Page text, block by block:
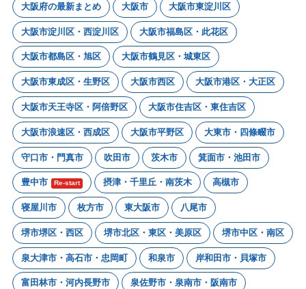
大阪府の最新まとめ 大阪市 大阪市東淀川区
大阪市淀川区・西淀川区 大阪市福島区・此花区
大阪市都島区・旭区 大阪市鶴見区・城東区
大阪市東成区・生野区 大阪市西区 大阪市港区・大正区
大阪市天王寺区・阿倍野区 大阪市住吉区・東住吉区
大阪市浪速区・西成区 大阪市平野区 大東市・四條畷市
守口市・門真市 吹田市 茨木市 箕面市・池田市
豊中市 Re-start 摂津・千里丘・南茨木 高槻市
寝屋川市 枚方市 東大阪市 八尾市
堺市堺区・西区 堺市北区・東区・美原区 堺市中区・南区
泉大津市・高石市・忠岡町 和泉市 岸和田市・貝塚市
富田林市・河内長野市 泉佐野市・泉南市・阪南市